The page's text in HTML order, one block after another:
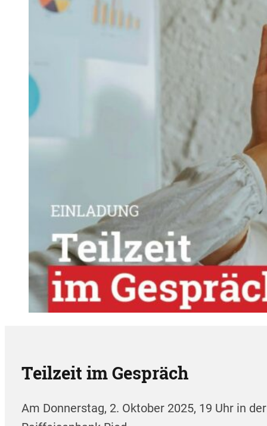
Teilzeit im Gespräch
Am Donnerstag, 2. Oktober 2025, 19 Uhr in der